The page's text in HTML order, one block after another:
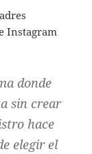
Instagram
donde
sin crear
hace
elegir el